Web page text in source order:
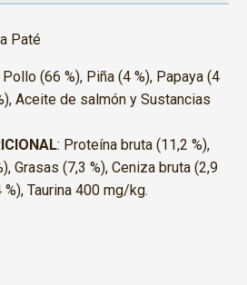
Paté
Pollo (66 %), Piña (4 %), Papaya (4
Aceite de salmón y Sustancias
: Proteína bruta (11,2 %),
Grasas (7,3 %), Ceniza bruta (2,9
%), Taurina 400 mg/kg.